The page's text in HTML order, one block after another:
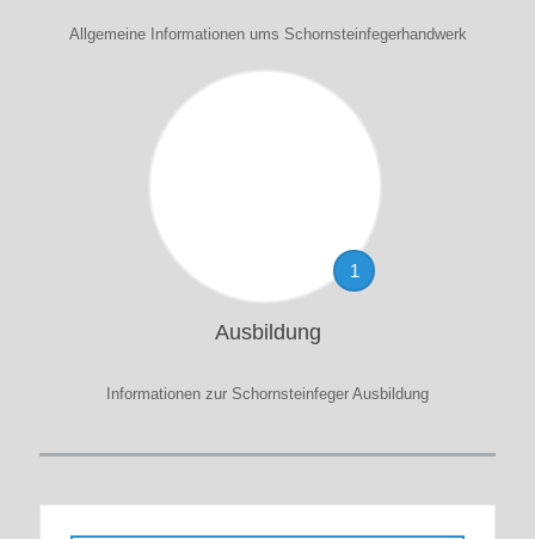
Allgemeine Informationen ums Schornsteinfegerhandwerk
1
Ausbildung
Informationen zur Schornsteinfeger Ausbildung